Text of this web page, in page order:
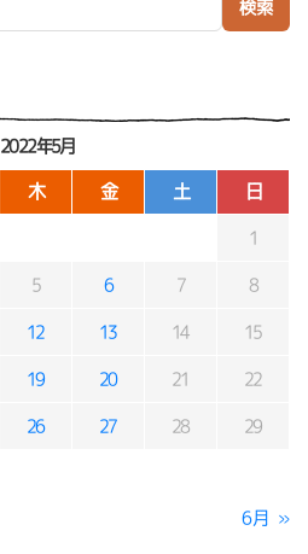
2022年5月
木 金 土 日
1
5 6 7 8
12 13 14 15
19 20 21 22
26 27 28 29
6月 »